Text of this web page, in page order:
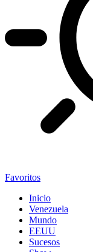
Favoritos
Inicio
Venezuela
Mundo
EEUU
Sucesos